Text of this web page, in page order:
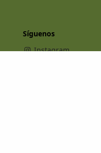
Síguenos
Instagram